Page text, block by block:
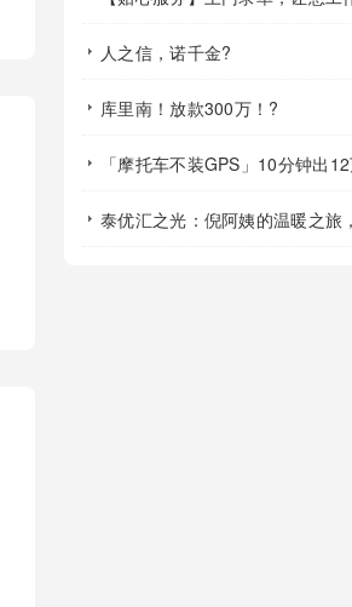
人之信，诺千金?
库里南！放款300万！?